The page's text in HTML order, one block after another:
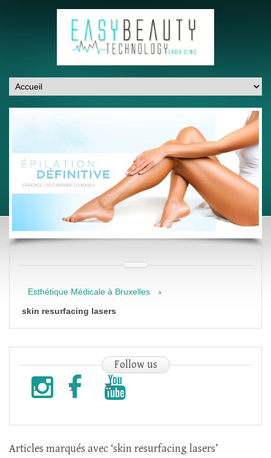
Esthétique Médicale à Bruxelles
›
skin resurfacing lasers
Followus
Articles marqués avec ‘skin resurfacing lasers’